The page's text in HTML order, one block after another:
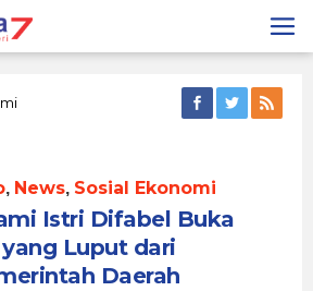
Sepasang
Buka
Kursus
Gratis
Luput
dari
, News, Sosial Ekonomi
Istri Difabel Buka
Luput dari
Daerah